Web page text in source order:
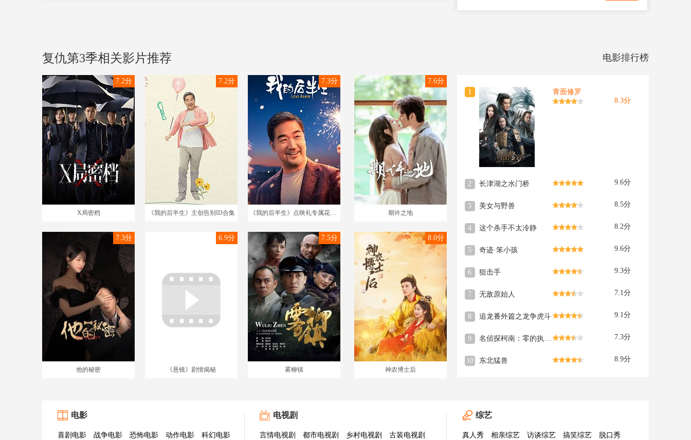
复仇第3季相关影片推荐 电影排行榜
X局密档
7.2分
《我的后半生》主创告别ID合集
7.2分
《我的后半生》点映礼专属花絮集
7.3分
期许之地
7.6分
他的秘密
7.3分
《悬镜》剧情揭秘
6.9分
雾柳镇
7.5分
神农博士后
8.0分
1
青面修罗
8.3分
2 长津湖之水门桥 9.6分
3 美女与野兽 8.5分
4 这个杀手不太冷静 8.2分
5 奇迹·笨小孩 9.6分
6 狙击手 9.3分
7 无敌原始人 7.1分
8 追龙番外篇之龙争虎斗 9.1分
9 名侦探柯南：零的执行人 7.3分
10 东北猛兽 8.9分
电影
喜剧电影 战争电影 恐怖电影 动作电影 科幻电影
电视剧
言情电视剧 都市电视剧 乡村电视剧 古装电视剧
综艺
真人秀 相亲综艺 访谈综艺 搞笑综艺 脱口秀